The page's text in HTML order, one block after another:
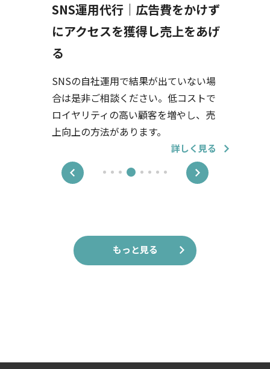
告費をかけず
し売上をあげ
が出ていない場
い。低コストで
客を増やし、売
WEBコン
ト制作・
サイト制作や
べてをお手伝
で結果を出し
もっと見る